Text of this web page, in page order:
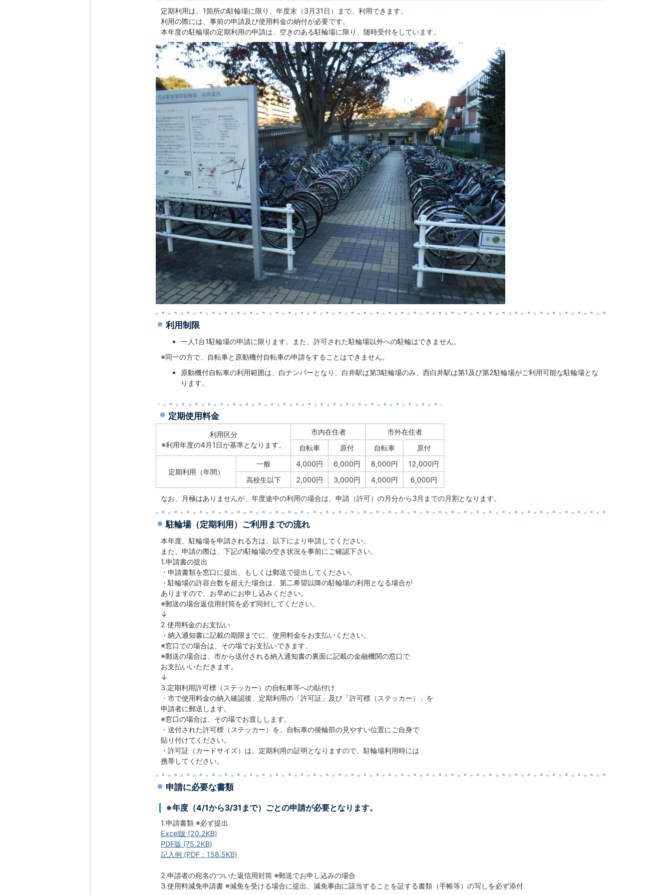
定期利用は、1箇所の駐輪場に限り、年度末（3月31日）まで、利用できます。
利用の際には、事前の申請及び使用料金の納付が必要です。
本年度の駐輪場の定期利用の申請は、空きのある駐輪場に限り、随時受付をしています。
利用制限
一人1台1駐輪場の申請に限ります。また、許可された駐輪場以外への駐輪はできません。
※同一の方で、自転車と原動機付自転車の申請をすることはできません。
原動機付自転車の利用範囲は、白ナンバーとなり、白井駅は第3駐輪場のみ、西白井駅は第1及び第2駐輪場がご利用可能な駐輪場とな
ります。
定期使用料金
利用区分
※利用年度の4月1日が基準となります。
市内在住者
市外在住者
自転車
原付 自転車 原付
定期利用（年間）
一般 4,000円 6,000円 8,000円
12,000円
高校生以下
2,000円 3,000円 4,000円 6,000円
なお、月極はありませんが、年度途中の利用の場合は、申請（許可）の月分から3月までの月割となります。
駐輪場（定期利用）ご利用までの流れ
本年度、駐輪場を申請される方は、以下により申請してください。
また、申請の際は、下記の駐輪場の空き状況を事前にご確認下さい。
1.申請書の提出
・申請書類を窓口に提出、もしくは郵送で提出してください。
・駐輪場の許容台数を超えた場合は、第二希望以降の駐輪場の利用となる場合が
ありますので、お早めにお申し込みください。
※郵送の場合返信用封筒を必ず同封してください。
↓
2.使用料金のお支払い
・納入通知書に記載の期限までに、使用料金をお支払いください。
※窓口での場合は、その場でお支払いできます。
※郵送の場合は、市から送付される納入通知書の裏面に記載の金融機関の窓口で
お支払いいただきます。
↓
3.定期利用許可標（ステッカー）の自転車等への貼付け
・市で使用料金の納入確認後、定期利用の「許可証」及び「許可標（ステッカー）」を
申請者に郵送します。
※窓口の場合は、その場でお渡しします。
・送付された許可標（ステッカー）を、自転車の後輪部の見やすい位置にご自身で
貼り付けてください。
・許可証（カードサイズ）は、定期利用の証明となりますので、駐輪場利用時には
携帯してください。
申請に必要な書類
※年度（4/1から3/31まで）ごとの申請が必要となります。
1.申請書類 ※必ず提出
Excel版 (20.2KB)
PDF版 (75.2KB)
記入例 (PDF：158.5KB)
2.申請者の宛名のついた返信用封筒 ※郵送でお申し込みの場合
3.使用料減免申請書 ※減免を受ける場合に提出、減免事由に該当することを証する書類（手帳等）の写しを必ず添付